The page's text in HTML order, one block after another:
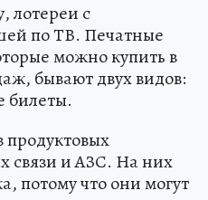
лотереи с
по ТВ. Печатные
можно купить в
бывают двух видов:
билеты.
связи и АЗС. На них
потому что они могут